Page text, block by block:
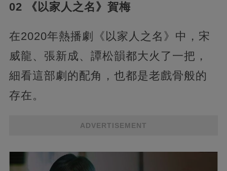
02 《以家人之名》賀梅
在2020年熱播劇《以家人之名》中，宋
威龍、張新成、譚松韻都大火了一把，
細看這部劇的配角，也都是老戲骨般的
存在。
ADVERTISEMENT